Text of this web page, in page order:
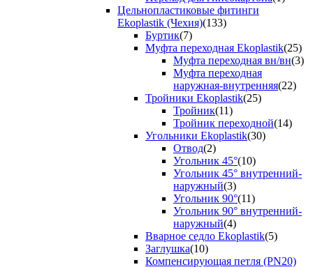
Цельнопластиковые фитинги
Ekoplastik (Чехия)(133)
Буртик(7)
Муфта переходная Ekoplastik(25)
Муфта переходная вн/вн(3)
Муфта переходная
наружная-внутренняя(22)
Тройники Ekoplastik(25)
Тройник(11)
Тройник переходной(14)
Угольники Ekoplastik(30)
Отвод(2)
Угольник 45°(10)
Угольник 45° внутренний-
наружный(3)
Угольник 90°(11)
Угольник 90° внутренний-
наружный(4)
Вварное седло Ekoplastik(5)
Заглушка(10)
Компенсирующая петля (PN20)